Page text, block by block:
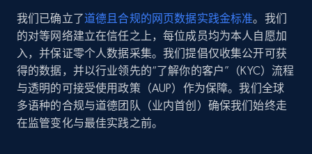
我们已确立了道德且合规的网页数据实践金标准。我们
的对等网络建立在信任之上，每位成员均为本人自愿加
入，并保证零个人数据采集。我们提倡仅收集公开可获
得的数据，并以行业领先的“了解你的客户”（KYC）流程
与透明的可接受使用政策（AUP）作为保障。我们全球
多语种的合规与道德团队（业内首创）确保我们始终走
在监管变化与最佳实践之前。